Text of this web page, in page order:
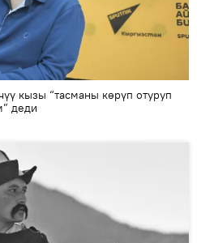
кызы “тасманы көрүп отуруп
деди